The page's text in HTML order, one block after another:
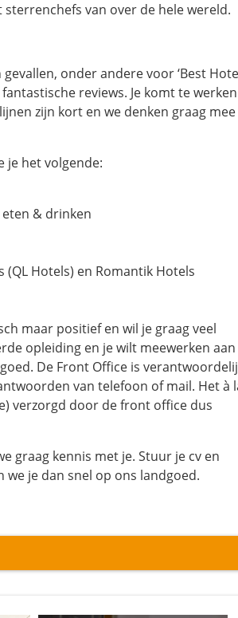
sterrenchefs van over de hele wereld.
onder andere voor ‘Best
reviews. Je komt te werken
zijn kort en we denken graag mee
je het volgende:
& drinken
Hotels) en Romantik Hotels
maar positief en wil je graag veel
opleiding en je wilt meewerken aan
De Front Office is
van telefoon of mail. Het à
verzorgd door de front office dus
graag kennis met je. Stuur je cv en
je dan snel op ons landgoed.